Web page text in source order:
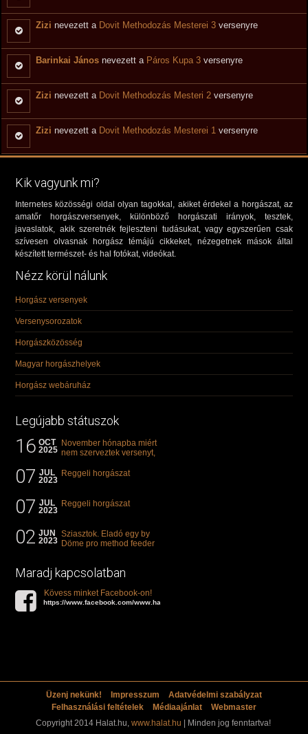
Zizi nevezett a Dovit Methodozás Mesterei 3 versenyre
Barinkai János nevezett a Páros Kupa 3 versenyre
Zizi nevezett a Dovit Methodozás Mesteri 2 versenyre
Zizi nevezett a Dovit Methodozás Mesterei 1 versenyre
Kik vagyunk mi?
Internetes közösségi oldal olyan tagokkal, akiket érdekel a horgászat, az
amatőr horgászversenyek, különböző horgászati irányok, tesztek,
javaslatok, akik szeretnék fejleszteni tudásukat, vagy egyszerűen csak
szívesen olvasnak horgász témájú cikkeket, nézegetnek mások által
készített természet- és hal fotókat, videókat.
Nézz körül nálunk
Horgász versenyek
Versenysorozatok
Horgászközösség
Magyar horgászhelyek
Horgász webáruház
Legújabb státuszok
16 OCT
2025
November hónapba miért
nem szerveztek versenyt,
"kárászos"...
07 JUL
2023
Reggeli horgászat
07 JUL
2023
Reggeli horgászat
02 JUN
2023
Sziasztok. Eladó egy by
Döme pro method feeder
Maradj kapcsolatban
Kövess minket Facebook-on!
https://www.facebook.com/www.halat.hu
Üzenj nekünk! Impresszum
Adatvédelmi szabályzat
Felhasználási feltételek
Médiaajánlat
Webmaster
Copyright 2014 Halat.hu, www.halat.hu | Minden jog fenntartva!